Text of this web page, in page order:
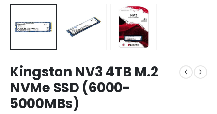
Kingston NV3 4TB M.2
NVMe SSD (6000-
5000MBs)